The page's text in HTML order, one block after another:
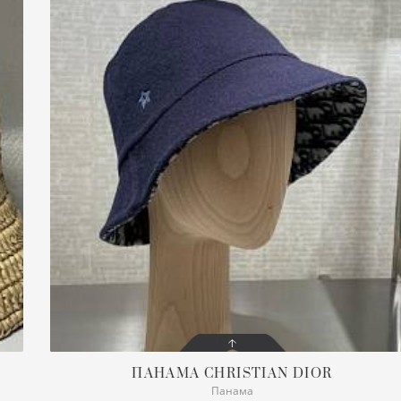
СОСТОЯНИЕ
ПАНАМАCHRISTIAN DIOR
Панама